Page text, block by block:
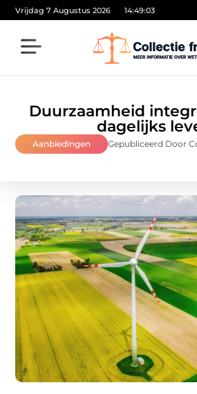
Vrijdag 7 Augustus 2026 14:49:05
Duurzaamheid
dagelijks
Aanbiedingen Gepubliceerd Door